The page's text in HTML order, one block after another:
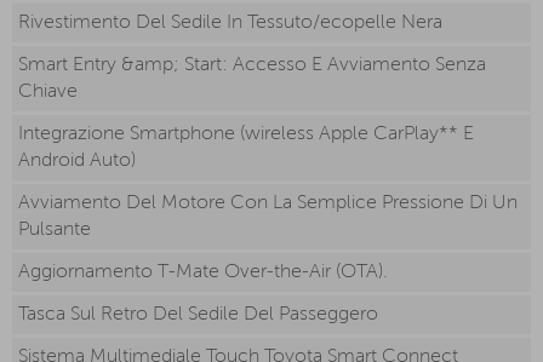
Rivestimento Del Sedile In Tessuto/ecopelle Nera
Smart Entry &amp; Start: Accesso E Avviamento Senza
Chiave
Integrazione Smartphone (wireless Apple CarPlay** E
Android Auto)
Avviamento Del Motore Con La Semplice Pressione Di Un
Pulsante
Aggiornamento T-Mate Over-the-Air (OTA).
Tasca Sul Retro Del Sedile Del Passeggero
Sistema Multimediale Touch Toyota Smart Connect